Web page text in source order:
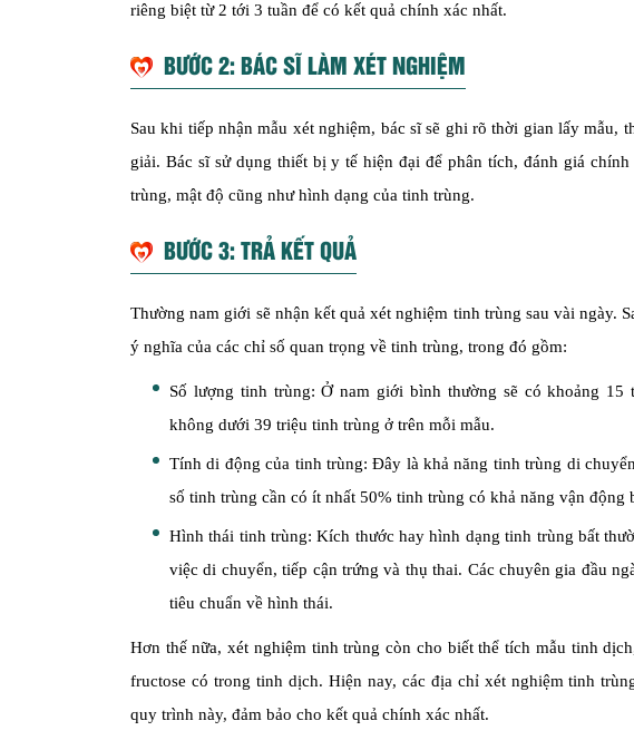
riêng biệt từ 2 tới 3 tuần để có kết quả chính xác nhất.
BƯỚC 2: BÁC SĨ LÀM XÉT NGHIỆM
Sau khi tiếp nhận mẫu xét nghiệm, bác sĩ sẽ ghi rõ thời gian lấy mẫu,
giải. Bác sĩ sử dụng thiết bị y tế hiện đại để phân tích, đánh giá
trùng, mật độ cũng như hình dạng của tinh trùng.
BƯỚC 3: TRẢ KẾT QUẢ
Thường nam giới sẽ nhận kết quả xét nghiệm tinh trùng sau vài ngày.
ý nghĩa của các chỉ số quan trọng về tinh trùng, trong đó gồm:
Số lượng tinh trùng: Ở nam giới bình thường sẽ có khoảng
không dưới 39 triệu tinh trùng ở trên mỗi mẫu.
Tính di động của tinh trùng: Đây là khả năng tinh trùng di
số tinh trùng cần có ít nhất 50% tinh trùng có khả năng vận động
Hình thái tinh trùng: Kích thước hay hình dạng tinh trùng bất
việc di chuyển, tiếp cận trứng và thụ thai. Các chuyên gia đầu
tiêu chuẩn về hình thái.
Hơn thế nữa, xét nghiệm tinh trùng còn cho biết thể tích mẫu tinh
fructose có trong tinh dịch. Hiện nay, các địa chỉ xét nghiệm tinh
quy trình này, đảm bảo cho kết quả chính xác nhất.